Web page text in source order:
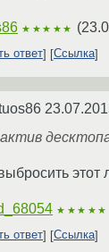
★★★★★ (
ответ Ссылка
этот
★★★★★
ответ Ссылка